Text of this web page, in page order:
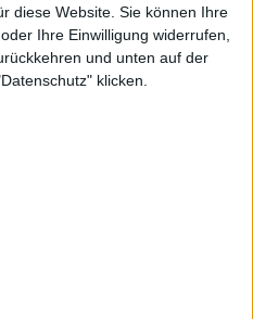
diese Website. Sie können Ihre
Ihre Einwilligung widerrufen,
und unten auf der
klicken.